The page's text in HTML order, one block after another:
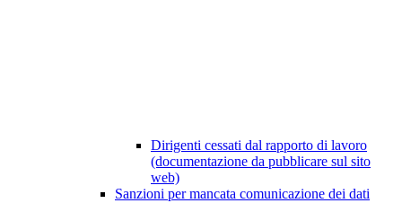
Dirigenti cessati dal rapporto di lavoro
(documentazione da pubblicare sul sito
web)
Sanzioni per mancata comunicazione dei dati